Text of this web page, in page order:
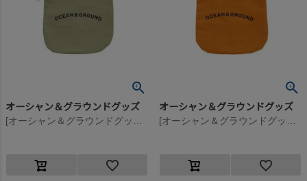
オーシャン＆グラウンドグッズ オーシャン＆グラウンドグッズ